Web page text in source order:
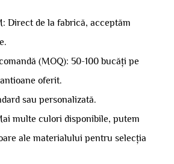
Direct de la fabrică, acceptăm
(MOQ): 50-100 bucăți pe
oferit.
sau personalizată.
multe culori disponibile, putem
ale materialului pentru selecția